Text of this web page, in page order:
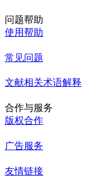
问题帮助
使用帮助
常见问题
文献相关术语解释
合作与服务
版权合作
广告服务
友情链接